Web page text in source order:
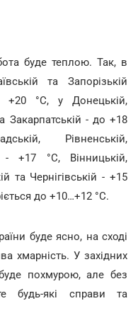
буде теплою. Так, в
та Запорізькій
+20 °С, у Донецькій,
Закарпатській - до +18
Рівненській,
- +17 °С, Вінницькій,
та Чернігівській - +15
до +10…+12 °С.
буде ясно, на сході
хмарність. У західних
похмурою, але без
будь-які справи та